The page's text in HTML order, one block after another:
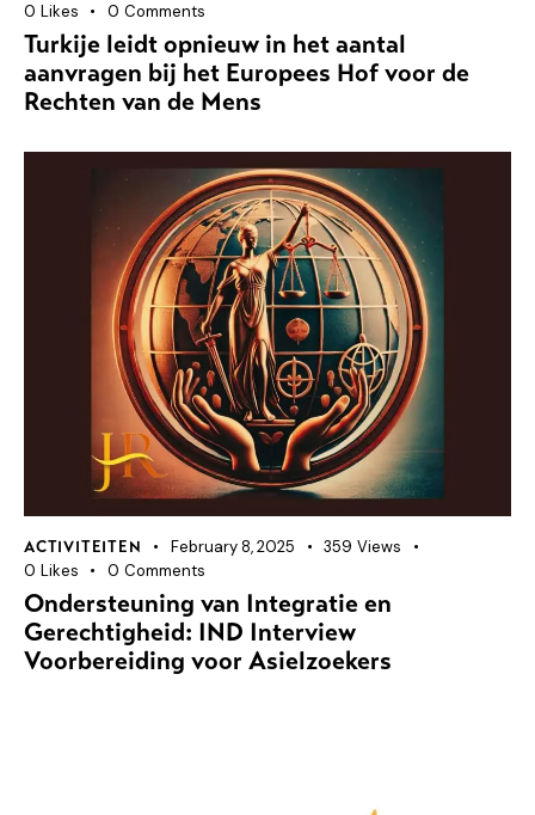
0 Likes 0 Comments
Turkije leidt opnieuw in het aantal
aanvragen bij het Europees Hof voor de
Rechten van de Mens
ACTIVITEITEN February 8, 2025 359 Views
0 Likes 0 Comments
Ondersteuning van Integratie en
Gerechtigheid: IND Interview
Voorbereiding voor Asielzoekers